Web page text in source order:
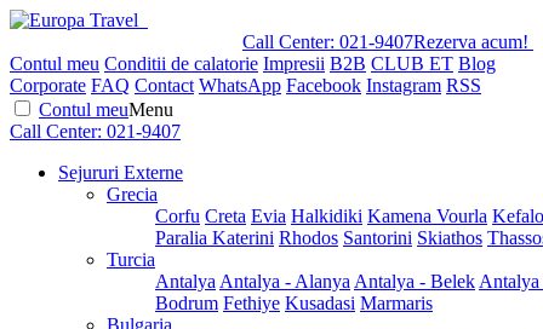
Call Center: 021-9407Rezerva acum!
Contul meu Conditii de calatorie Impresii B2B CLUB ET Blog
Corporate FAQ Contact WhatsApp Facebook Instagram RSS
Contul meuMenu
Call Center: 021-9407
Sejururi Externe
Grecia
Corfu Creta Evia Halkidiki Kamena Vourla
Paralia Katerini Rhodos Santorini Skiathos
Turcia
Antalya Antalya - Alanya Antalya - Belek
Bodrum Fethiye Kusadasi Marmaris
Bulgaria